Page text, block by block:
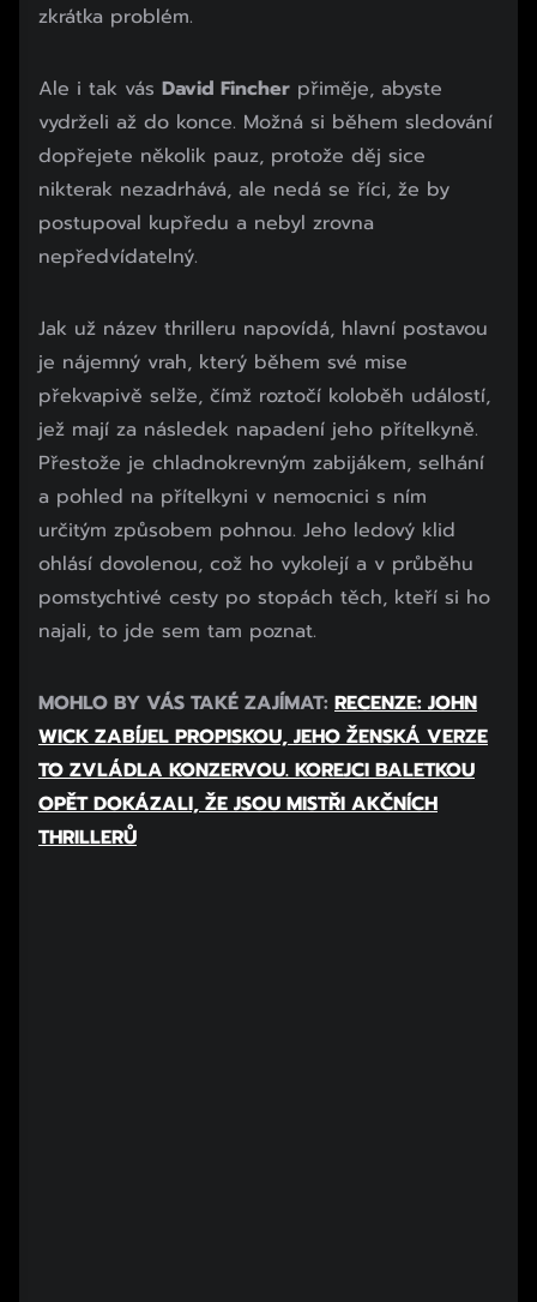
zkrátka problém.
Ale i tak vás David Fincher přiměje, abyste
vydrželi až do konce. Možná si během sledování
dopřejete několik pauz, protože děj sice
nikterak nezadrhává, ale nedá se říci, že by
postupoval kupředu a nebyl zrovna
nepředvídatelný.
Jak už název thrilleru napovídá, hlavní postavou
je nájemný vrah, který během své mise
překvapivě selže, čímž roztočí koloběh událostí,
jež mají za následek napadení jeho přítelkyně.
Přestože je chladnokrevným zabijákem, selhání
a pohled na přítelkyni v nemocnici s ním
určitým způsobem pohnou. Jeho ledový klid
ohlásí dovolenou, což ho vykolejí a v průběhu
pomstychtivé cesty po stopách těch, kteří si ho
najali, to jde sem tam poznat.
Začátek reklamy
Konec reklamy
MOHLO BY VÁS TAKÉ ZAJÍMAT: RECENZE: JOHN
WICK ZABÍJEL PROPISKOU, JEHO ŽENSKÁ VERZE
TO ZVLÁDLA KONZERVOU. KOREJCI BALETKOU
OPĚT DOKÁZALI, ŽE JSOU MISTŘI AKČNÍCH
THRILLERŮ